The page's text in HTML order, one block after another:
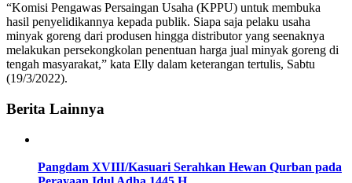
“Komisi Pengawas Persaingan Usaha (KPPU) untuk membuka
hasil penyelidikannya kepada publik. Siapa saja pelaku usaha
minyak goreng dari produsen hingga distributor yang seenaknya
melakukan persekongkolan penentuan harga jual minyak goreng di
tengah masyarakat,” kata Elly dalam keterangan tertulis, Sabtu
(19/3/2022).
Berita Lainnya
Pangdam XVIII/Kasuari Serahkan Hewan Qurban pada